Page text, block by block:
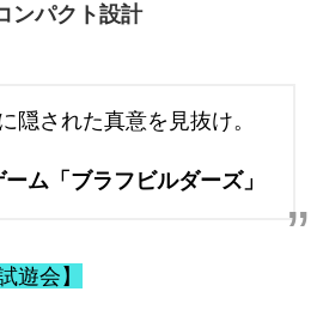
ンパクト設計
隠された真意を見抜け。
ム「ブラフビルダーズ」
遊会】